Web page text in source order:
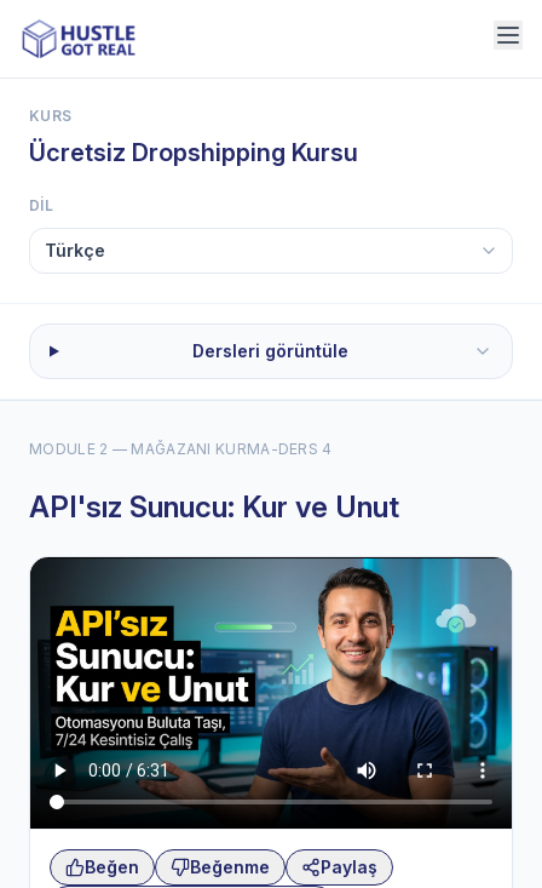
KURS
Ücretsiz Dropshipping Kursu
DIL
Dersleri görüntüle
MODULE 2 — MAĞAZANI KURMA-DERS 4
API'sız Sunucu: Kur ve Unut
Beğen Beğenme
Paylaş